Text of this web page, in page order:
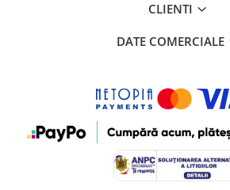
CLIENTI
DATE COMERCIALE